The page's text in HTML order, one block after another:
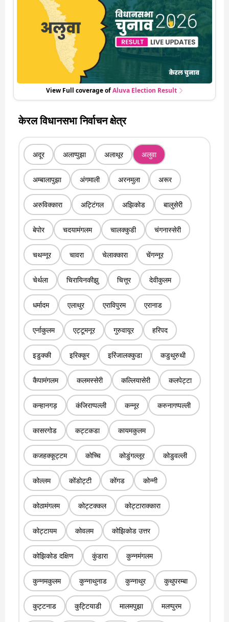
View Full coverage ofAluvaElection Result
केरल विधानसभा निर्वाचन क्षेत्र
अदूर अलाप्पुझा अलाथूर अलुवा
अम्बालापुझा अंगमाली अरनमुला अरूर
अरुविक्कारा अट्टिंगल अझिकोड बालुसेरी
बेपोर चदयामंगलम चालक्कुडी चंगनास्सेरी
चथन्नूर चावरा चेलाक्कारा चेंगन्नूर
चेर्थला चिरायिनकीझु चित्तूर देवीकुलम
धर्मादम एलाथुर एराविपुरम एरानाड
एर्नाकुलम एट्टूमनूर गुरुवायूर हरिपद
इडुक्की इरिक्कूर इरिंजालक्कुडा कडुथुरुथी
कैपामंगलम कलमस्सेरी कल्लियासेरी कलपेट्टा
कन्हानगड़ कंजिराप्पल्ली कन्नूर करुनागप्पल्ली
कासरगोड कट्टकडा कायमकुलम
कजहक्कूट्टम कोच्चि कोडुंगल्लूर कोडुवल्ली
कोल्लम कोंडोट्टी कोंगड कोन्नी
कोठामंगलम कोट्टक्कल कोट्टाराक्कारा
कोट्टायम कोवलम कोझिकोड उत्तर
कोझिकोड दक्षिण कुंडारा कुन्नमंगलम
कुन्नमकुलम कुन्नाथुनाड कुन्नाथुर कुथुपरम्बा
कुट्टनाड कुट्टियाडी मालमपुझा मलप्पुरम